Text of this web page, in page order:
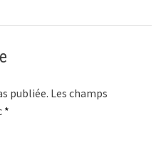
publiée. Les champs
*